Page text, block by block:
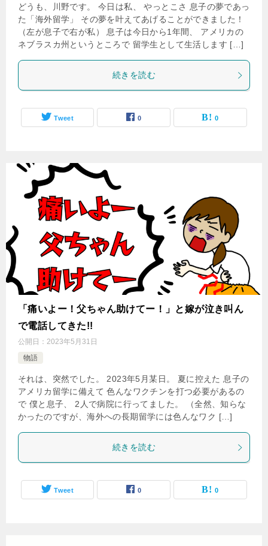
どうも、川野です。 今日は私、 やっとこさ 息子の夢であっ
た「海外留学」 その夢を叶えてあげることができました！
（左が息子で右が私） 息子は今日から1年間、 アメリカの
ネブラスカ州というところで 留学生として生活します […]
続きを読む
Tweet 0 0
「痛いよー！父ちゃん助けてー！」と嫁が泣き叫ん
で電話してきた!!
公開日： 2023年5月31日
物語
それは、突然でした。 2023年5月某日。 夏に控えた 息子の
アメリカ留学に備えて 色んなワクチンを打つ必要があるの
で 僕と息子、 2人で病院に行ってました。 （全然、知らな
かったのですが、海外への長期留学には色んなワク […]
続きを読む
Tweet 0 0